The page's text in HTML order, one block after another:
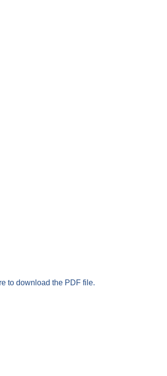
to download the PDF file.